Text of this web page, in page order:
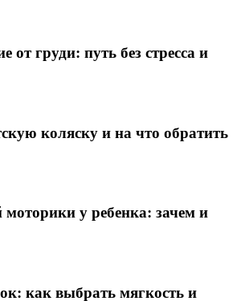
от груди: путь без стресса и
коляску и на что обратить
моторики у ребенка: зачем и
как выбрать мягкость и